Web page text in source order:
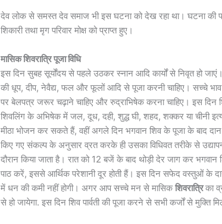
देव लोक से समस्त देव समाज भी इस घटना को देख रहा था। घटना की
शिकारी तथा मृग परिवार मोक्ष को प्राप्त हुए।
मासिक शिवरात्रि पूजा विधि
इस दिन सुबह सूर्योंदय से पहले उठकर स्नान आदि कार्यों से निवृत हो
की धूप, दीप, नेवैद्य, फल और फूलों आदि से पूजा करनी चाहिए। सच्चे भाव
पर बेलपत्र जरूर चढ़ाने चाहिए और रुद्राभिषेक करना चाहिए। इस दिन
शिवलिंग के अभिषेक में जल, दूध, दही, शुद्ध घी, शहद, शक्कर या चीनी
मीठा भोजन कर सकते हैं, वहीं अगले दिन भगवान शिव के पूजा के बाद
किए गए संकल्प के अनुसार व्रत करके ही उसका विधिवत तरीके से
दौरान किया जाता है। रात को 12 बजें के बाद थोड़ी देर जाग कर
पाठ करें, इससे आर्थिक परेशानी दूर होती हैं। इस दिन सफेद वस्तुओं के
में धन की कमी नहीं होगी। अगर आप सच्चे मन से मासिकशिवरात्रिका
से हो जायेगा. इस दिन शिव पार्वती की पूजा करने से सभी कर्जों से मुक्ति